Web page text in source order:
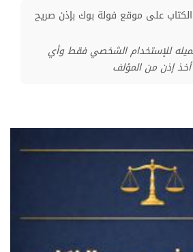
على موقع فولة بوك بإذن صريح
للإستخدام الشخصي فقط وأي
إذن من المؤلف